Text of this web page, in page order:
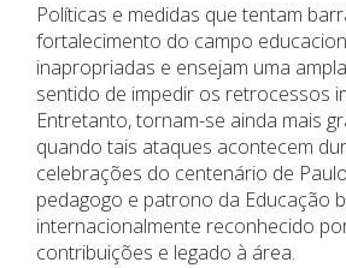
Políticas e medidas que tentam
fortalecimento do campo
inapropriadas e ensejam uma
sentido de impedir os retrocessos
Entretanto, tornam-se ainda mais
quando tais ataques acontecem
celebrações do centenário de
pedagogo e patrono da Educação
internacionalmente reconhecido
contribuições e legado à área.